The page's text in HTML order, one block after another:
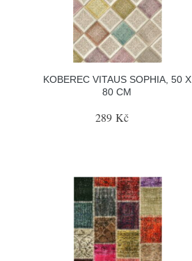
KOBEREC VITAUS SOPHIA, 50 X
80 CM
289 Kč